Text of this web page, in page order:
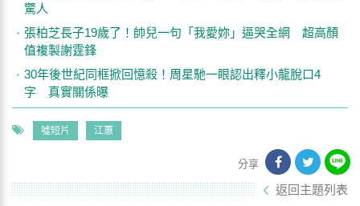
驚人
張柏芝長子19歲了！帥兒一句「我愛妳」逼哭全網 超高顏
值複製謝霆鋒
30年後世紀同框掀回憶殺！周星馳一眼認出釋小龍脫口4
字 真實關係曝
噓短片 江蕙
分享
返回主題列表